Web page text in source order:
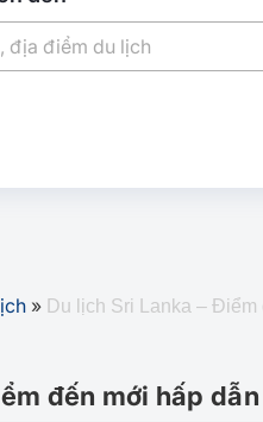
» Du lịch Sri Lanka –
đến mới hấp